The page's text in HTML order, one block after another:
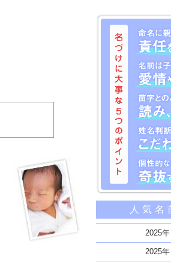
名づけに大事な
命名に親の責任
名前は子供への
苗字とのバラン
姓名判断の運勢
人気名
2025
2025